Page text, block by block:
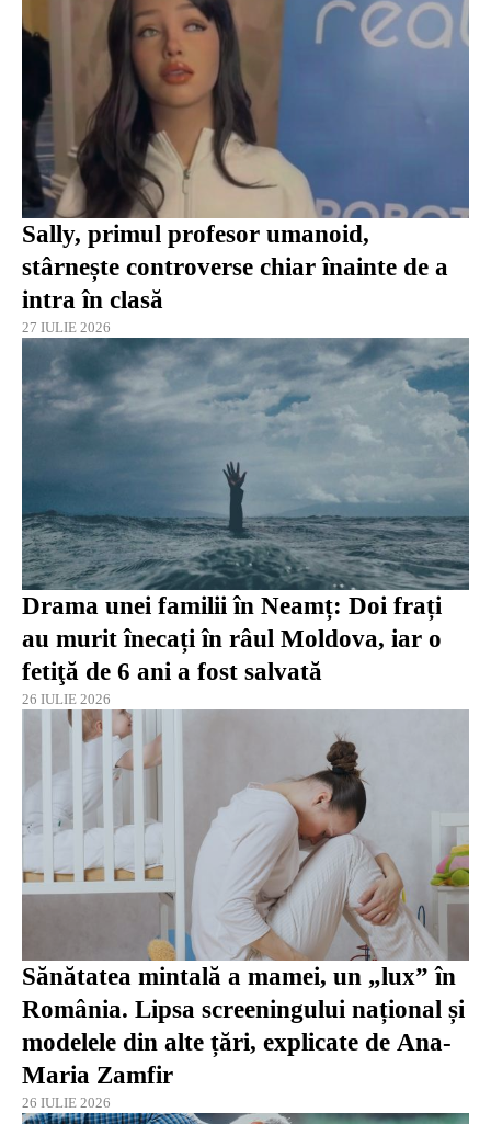
Sally, primul profesor umanoid,
stârnește controverse chiar înainte de a
intra în clasă
27 IULIE 2026
Drama unei familii în Neamț: Doi frați
au murit înecați în râul Moldova, iar o
fetiţă de 6 ani a fost salvată
26 IULIE 2026
Sănătatea mintală a mamei, un „lux” în
România. Lipsa screeningului național și
modelele din alte țări, explicate de Ana-
Maria Zamfir
26 IULIE 2026